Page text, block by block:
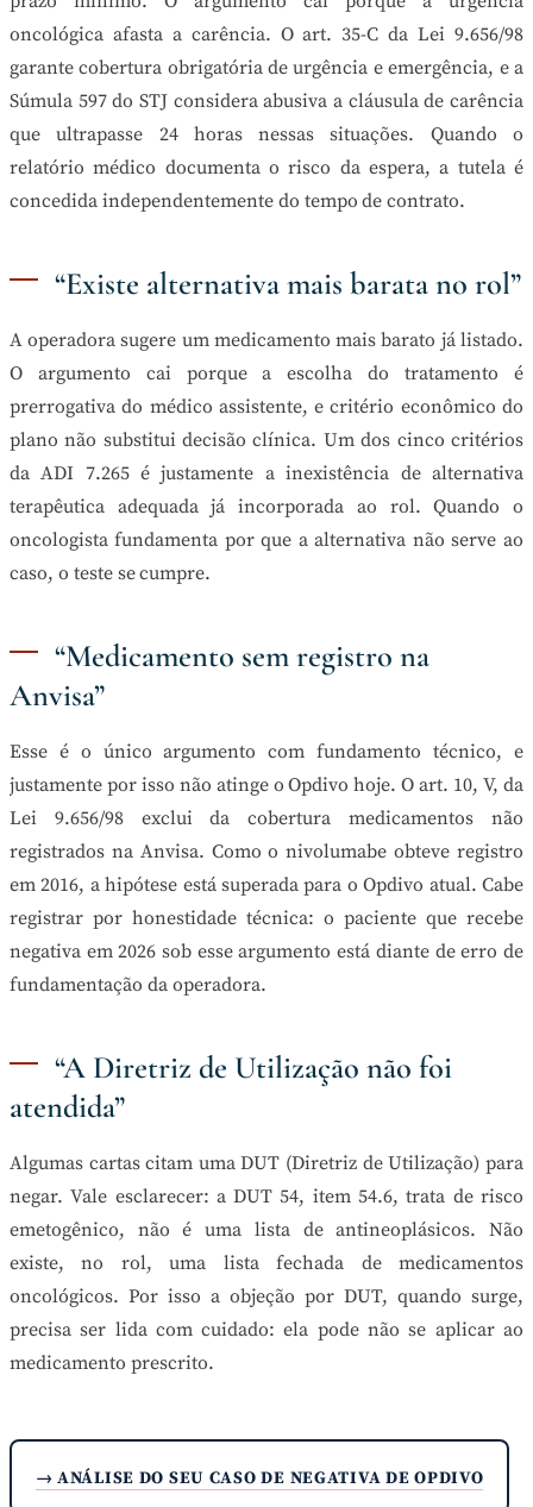
oncológica afasta a carência. O art. 35-C da Lei 9.656/98
garante cobertura obrigatória de urgência e emergência, e a
Súmula 597 do STJ considera abusiva a cláusula de carência
que ultrapasse 24 horas nessas situações. Quando o
relatório médico documenta o risco da espera, a tutela é
concedida independentemente do tempo de contrato.
“Existe alternativa mais barata no rol”
A operadora sugere um medicamento mais barato já listado.
O argumento cai porque a escolha do tratamento é
prerrogativa do médico assistente, e critério econômico do
plano não substitui decisão clínica. Um dos cinco critérios
da ADI 7.265 é justamente a inexistência de alternativa
terapêutica adequada já incorporada ao rol. Quando o
oncologista fundamenta por que a alternativa não serve ao
caso, o teste se cumpre.
“Medicamento sem registro na
Anvisa”
Esse é o único argumento com fundamento técnico, e
justamente por isso não atinge o Opdivo hoje. O art. 10, V, da
Lei 9.656/98 exclui da cobertura medicamentos não
registrados na Anvisa. Como o nivolumabe obteve registro
em 2016, a hipótese está superada para o Opdivo atual. Cabe
registrar por honestidade técnica: o paciente que recebe
negativa em 2026 sob esse argumento está diante de erro de
fundamentação da operadora.
“A Diretriz de Utilização não foi
atendida”
Algumas cartas citam uma DUT (Diretriz de Utilização) para
negar. Vale esclarecer: a DUT 54, item 54.6, trata de risco
emetogênico, não é uma lista de antineoplásicos. Não
existe, no rol, uma lista fechada de medicamentos
oncológicos. Por isso a objeção por DUT, quando surge,
precisa ser lida com cuidado: ela pode não se aplicar ao
medicamento prescrito.
→ ANÁLISE DO SEU CASO DE NEGATIVA DE OPDIVO